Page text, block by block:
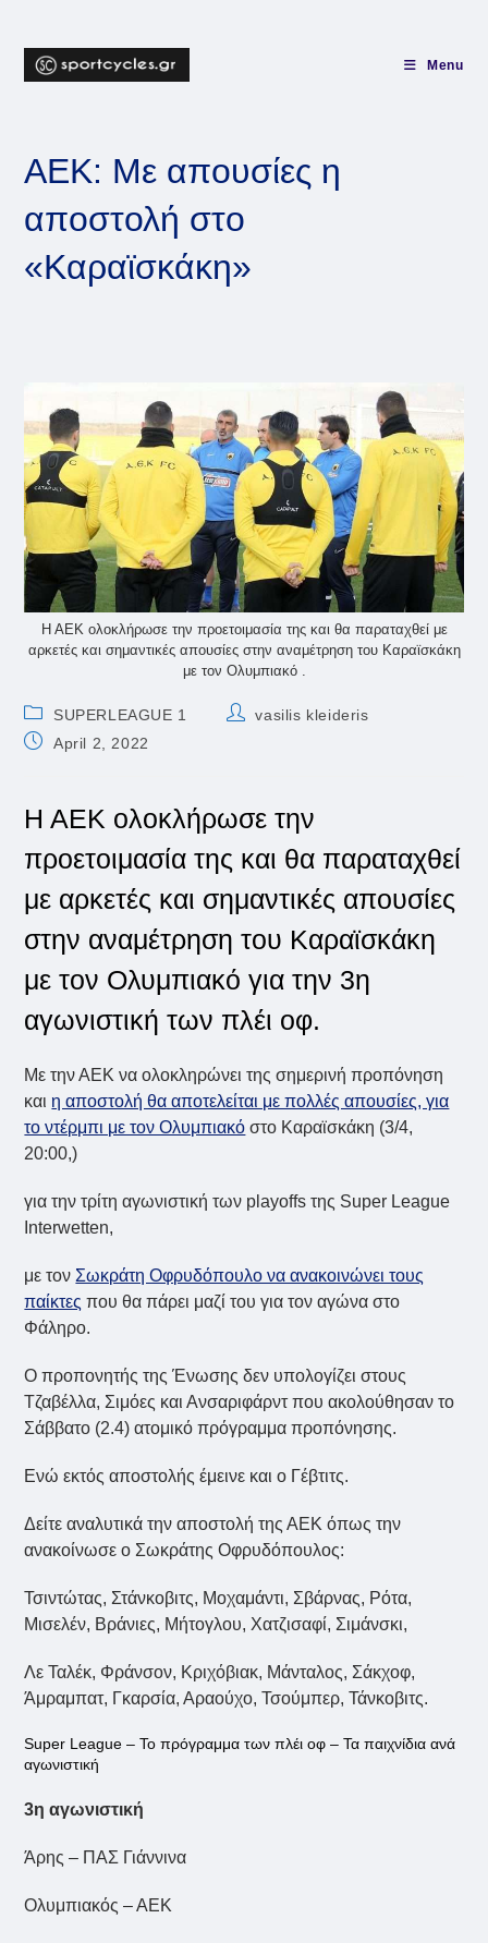
content
Menu
ΑΕΚ: Με απουσίες η
αποστολή στο
«Καραϊσκάκη»
Η ΑΕΚ ολοκλήρωσε την προετοιμασία της και θα παραταχθεί με
αρκετές και σημαντικές απουσίες στην αναμέτρηση του Καραϊσκάκη
με τον Ολυμπιακό .
Post
category:
SUPERLEAGUE 1
Postvasilis kleideris
PostApril 2, 2022
Η ΑΕΚ ολοκλήρωσε την
προετοιμασία της και θα παραταχθεί
με αρκετές και σημαντικές απουσίες
στην αναμέτρηση του Καραϊσκάκη
με τον Ολυμπιακό για την 3η
αγωνιστική των πλέι οφ.
Με την ΑΕΚ να ολοκληρώνει της σημερινή προπόνηση
και η αποστολή θα αποτελείται με πολλές απουσίες, για
το ντέρμπι με τον Ολυμπιακό στο Καραϊσκάκη (3/4,
20:00,)
για την τρίτη αγωνιστική των playoffs της Super League
Interwetten,
με τον Σωκράτη Οφρυδόπουλο να ανακοινώνει τους
παίκτες που θα πάρει μαζί του για τον αγώνα στο
Φάληρο.
Ο προπονητής της Ένωσης δεν υπολογίζει στους
Τζαβέλλα, Σιμόες και Ανσαριφάρντ που ακολούθησαν το
Σάββατο (2.4) ατομικό πρόγραμμα προπόνησης.
Ενώ εκτός αποστολής έμεινε και ο Γέβτιτς.
Δείτε αναλυτικά την αποστολή της ΑΕΚ όπως την
ανακοίνωσε ο Σωκράτης Οφρυδόπουλος:
Τσιντώτας, Στάνκοβιτς, Μοχαμάντι, Σβάρνας, Ρότα,
Μισελέν, Βράνιες, Μήτογλου, Χατζισαφί, Σιμάνσκι,
Λε Ταλέκ, Φράνσον, Κριχόβιακ, Μάνταλος, Σάκχοφ,
Άμραμπατ, Γκαρσία, Αραούχο, Τσούμπερ, Τάνκοβιτς.
Super League – Το πρόγραμμα των πλέι οφ – Τα παιχνίδια ανά
αγωνιστική
3η αγωνιστική
Άρης – ΠΑΣ Γιάννινα
Ολυμπιακός – ΑΕΚ